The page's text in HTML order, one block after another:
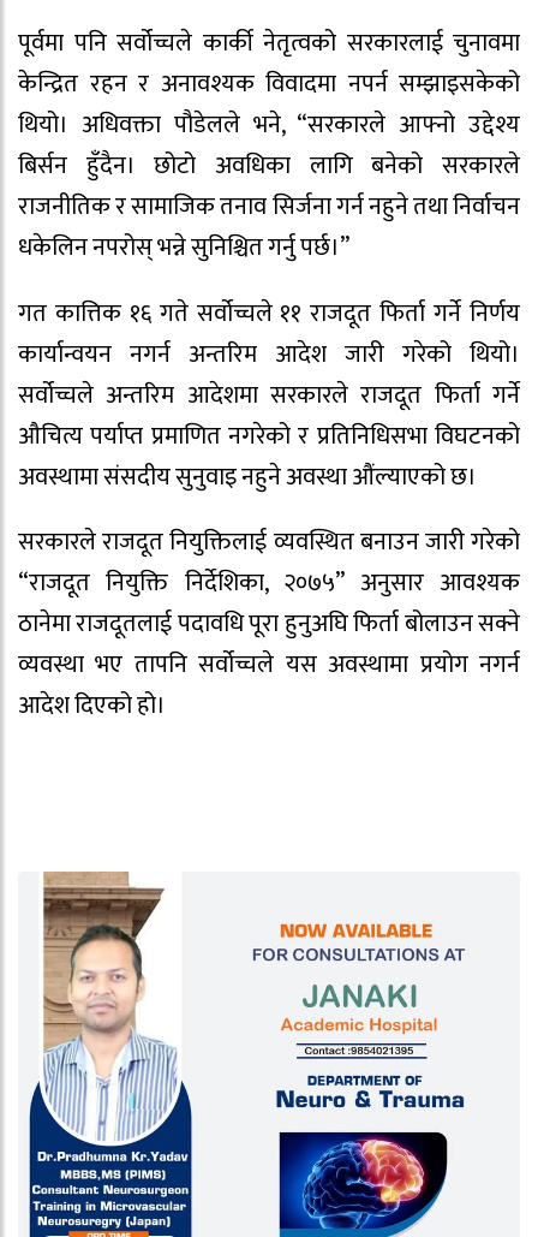
पूर्वमा पनि सर्वोच्चले कार्की नेतृत्वको सरकारलाई चुनावमा
केन्द्रित रहन र अनावश्यक विवादमा नपर्न सम्झाइसकेको
थियो। अधिवक्ता पौडेलले भने, “सरकारले आफ्नो उद्देश्य
बिर्सन हुँदैन। छोटो अवधिका लागि बनेको सरकारले
राजनीतिक र सामाजिक तनाव सिर्जना गर्न नहुने तथा निर्वाचन
धकेलिन नपरोस् भन्ने सुनिश्चित गर्नु पर्छ।”
गत कात्तिक १६ गते सर्वोच्चले ११ राजदूत फिर्ता गर्ने निर्णय
कार्यान्वयन नगर्न अन्तरिम आदेश जारी गरेको थियो।
सर्वोच्चले अन्तरिम आदेशमा सरकारले राजदूत फिर्ता गर्ने
औचित्य पर्याप्त प्रमाणित नगरेको र प्रतिनिधिसभा विघटनको
अवस्थामा संसदीय सुनुवाइ नहुने अवस्था औंल्याएको छ।
सरकारले राजदूत नियुक्तिलाई व्यवस्थित बनाउन जारी गरेको
“राजदूत नियुक्ति निर्देशिका, २०७५” अनुसार आवश्यक
ठानेमा राजदूतलाई पदावधि पूरा हुनुअघि फिर्ता बोलाउन सक्ने
व्यवस्था भए तापनि सर्वोच्चले यस अवस्थामा प्रयोग नगर्न
आदेश दिएको हो।